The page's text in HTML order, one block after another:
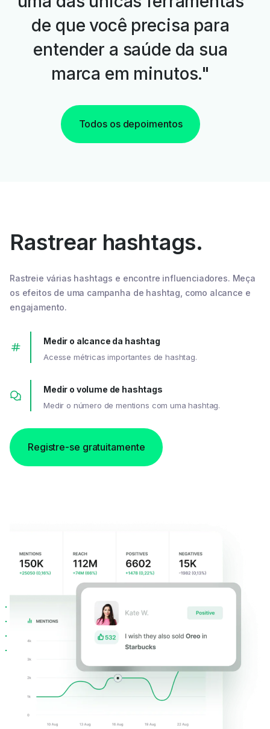
de que você precisa para
entender a saúde da sua
marca em minutos."
Todos os depoimentos
Rastrear hashtags.
Rastreie várias hashtags e encontre influenciadores. Meça
os efeitos de uma campanha de hashtag, como alcance e
engajamento.
Medir o alcance da hashtag
Acesse métricas importantes de hashtag.
Medir o volume de hashtags
Medir o número de mentions com uma hashtag.
Registre-se gratuitamente